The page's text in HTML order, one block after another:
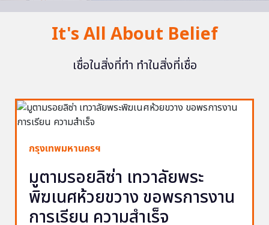
It's All About Belief
เชื่อในสิ่งที่ทำ ทำในสิ่งที่เชื่อ
กรุงเทพมหานครฯ
มูตามรอยลิซ่า เทวาลัยพระ
พิฆเนศห้วยขวาง ขอพรการงาน
การเรียน ความสำเร็จ